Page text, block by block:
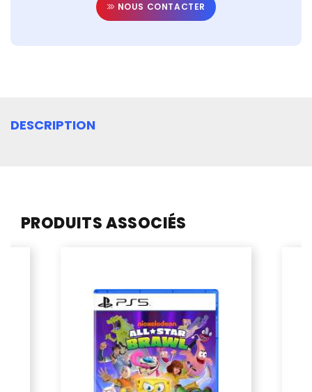
NOUS CONTACTER
DESCRIPTION
PRODUITS ASSOCIÉS